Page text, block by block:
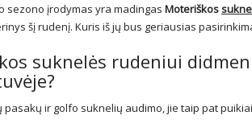
sezono įrodymas yra madingas Moteriškos
šį rudenį. Kuris iš jų bus geriausias
suknelės rudeniui
pasakų ir golfo suknelių audimo, jie taip pat